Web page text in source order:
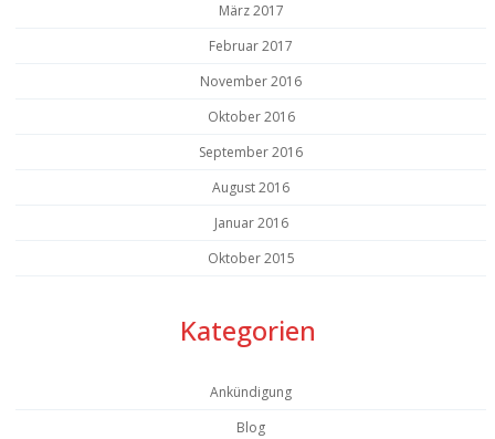
März 2017
Februar 2017
November 2016
Oktober 2016
September 2016
August 2016
Januar 2016
Oktober 2015
Kategorien
Ankündigung
Blog